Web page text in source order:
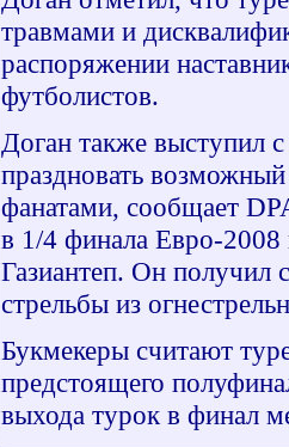
травмами и
распоряжении
футболистов.
Доган также выступил
праздновать
фанатами, сообщает
в 1/4 финала Евро-2008
Газиантеп. Он получил
стрельбы из
Букмекеры считают
предстоящего
выхода турок в финал